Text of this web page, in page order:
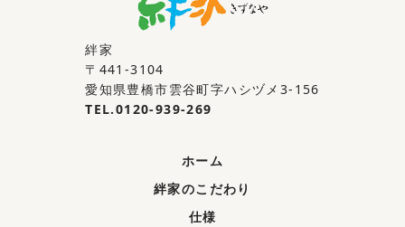
絆家
〒441-3104
愛知県豊橋市雲谷町字ハシヅメ3-156
TEL.0120-939-269
ホーム
絆家のこだわり
仕様